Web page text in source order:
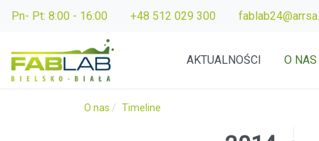
Pn- Pt: 8:00 - 16:00 +48 512 029 300
AKTUALNOŚCI O NAS
O nas Timeline